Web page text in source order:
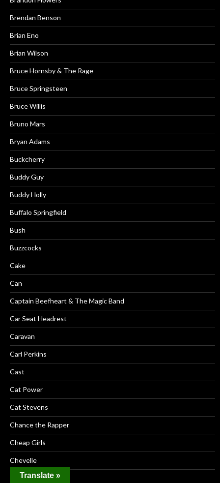
Brendan Benson
Brian Eno
Brian Wilson
Bruce Hornsby & The Rage
Bruce Springsteen
Bruce Willis
Bruno Mars
Bryan Adams
Buckcherry
Buddy Guy
Buddy Holly
Buffalo Springfield
Bush
Buzzcocks
Cake
Can
Captain Beefheart & The Magic Band
Car Seat Headrest
Caravan
Carl Perkins
Cast
Cat Power
Cat Stevens
Chance the Rapper
Cheap Girls
Chevelle
Chris Cornell
Translate »